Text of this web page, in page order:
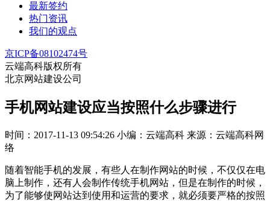
最新签约
热门资讯
我们的观点
京ICP备08102474号
云端高科版权所有
北京网站建设公司
手机网站建设应当按照什么步骤进行
时间：2017-11-13 09:54:26 小编：云端高科 来源：云端高科网
络
随着智能手机的发展，有些人在制作网站的时候，不仅仅在电
脑上制作，还有人会制作传统手机网站，但是在制作的时候，
为了能够使网站达到使用和运营的要求，就必须要严格的按照